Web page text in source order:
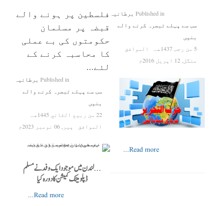
فلسطین پر ہونے والے
قبضہ پر مسلمان
حکومتوں کی بے عملی
کا محاسبہ کرنے کے
لئے...
Published in برطانیہ
سب سے پہلے تبصرہ کرنے والے
بنیں
22 من ربيع الثاني 1445هـ
الموافق
پیر, 06 نومبر 2023م
...لندن میں موجود ایک وفد نے مسلم
ڈپلومیٹک کمیشن کا دورہ کیا
Read more...
Published in برطانیہ
سب سے پہلے تبصرہ کرنے والے
بنیں
5 من رجب 1437هـ
الموافق
منگل, 12 اپریل 2016م
Read more...